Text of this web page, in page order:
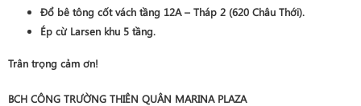
Đổ bê tông cốt vách tầng 12A – Tháp 2 (620 Châu Thới).
Ép cừ Larsen khu 5 tầng.
Trân trọng cảm ơn!
BCH CÔNG TRƯỜNG THIÊN QUÂN MARINA PLAZA